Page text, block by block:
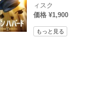
ィスク
価格 ¥1,900
もっと見る